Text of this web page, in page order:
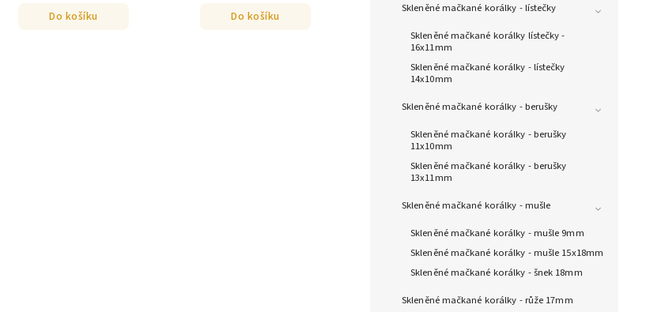
Skleněné mačkané korálky - lístečky
Skleněné mačkané korálky lístečky -
16x11mm
Skleněné mačkané korálky - lístečky
14x10mm
Skleněné mačkané korálky - berušky
Skleněné mačkané korálky - berušky
11x10mm
Skleněné mačkané korálky - berušky
13x11mm
Skleněné mačkané korálky - mušle
Skleněné mačkané korálky - mušle 9mm
Skleněné mačkané korálky - mušle 15x18mm
Skleněné mačkané korálky - šnek 18mm
Skleněné mačkané korálky - růže 17mm
Do košíku Do košíku